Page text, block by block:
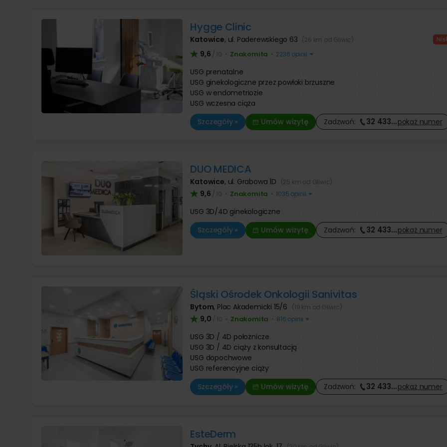
Hygge Clinic
Katowice, ul. Paderewskiego 63 (26 km od Gliwic)
9,6 / 10 • Znakomita • 2236 opinii
USG prenatalne
USG ginekologiczne przez powłoki brzuszne
USG w endometriozie
USG wczesna ciąża
Szczegóły »
Umów wizytę Zadzwoń: 32 433…pokaż numer
DUO MEDICA
Katowice, ul. Grabowa 1D (25 km od Gliwic)
9,6 / 10 • Znakomita • 1035 opinii
USG 3D/4D ginekologiczne
Szczegóły »
Umów wizytę Zadzwoń: 32 433…pokaż numer
Śląski Ośrodek Onkologii Sanivitas
Bytom, Plac Akademicki 15/6 (19 km od Gliwic)
9,0 / 10 • Znakomita • 816 opinii
USG 3D / 4D położnicze
USG 3D / 4D ciąży z konsultacją
USG dopochwowe
USG referencyjne ciąży
Szczegóły »
Umów wizytę Zadzwoń: 32 433…pokaż numer
EsteDerm